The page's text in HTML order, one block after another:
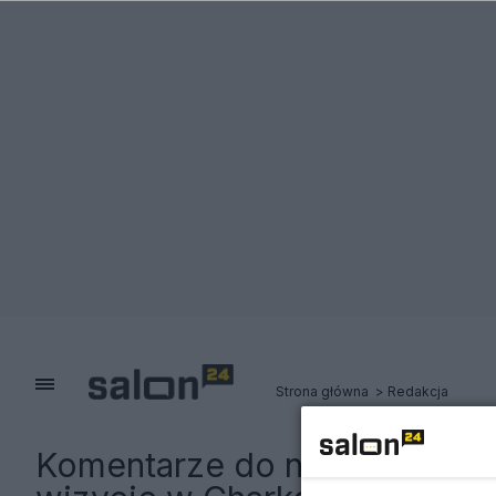
Strona główna Redakcja
Komentarze do notki: